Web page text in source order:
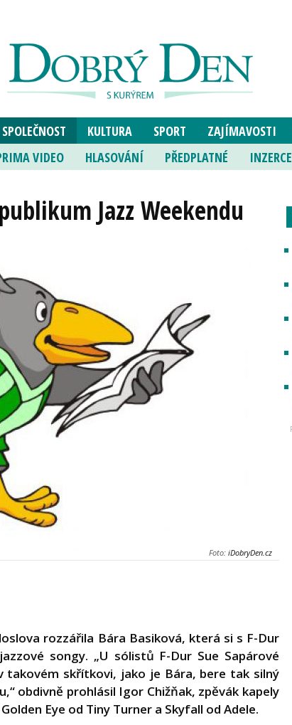
SPOLEČNOST KULTURA SPORT ZAJÍMAVOSTI
VIDEO HLASOVÁNÍ PŘEDPLATNÉ INZERCE
Jazz Weekendu
Foto: iDobryDen.cz
rozzářila Bára Basiková, která si s F-Dur
songy. „U sólistů F-Dur Sue Sapárové
takovém skřítkovi, jako je Bára, bere tak silný
obdivně prohlásil Igor Chižňak, zpěvák kapely
Eye od Tiny Turner a Skyfall od Adele.